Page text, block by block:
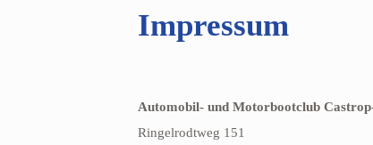
Impressum
Automobil- und Motorbootclub
Ringelrodtweg 151